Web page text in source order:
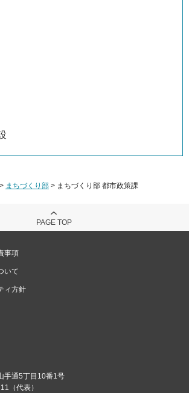
> まちづくり部 > まちづくり部 都市政策課
PAGE TOP
事項
いて
ィ方針
手通5丁目10番1号
（代表）